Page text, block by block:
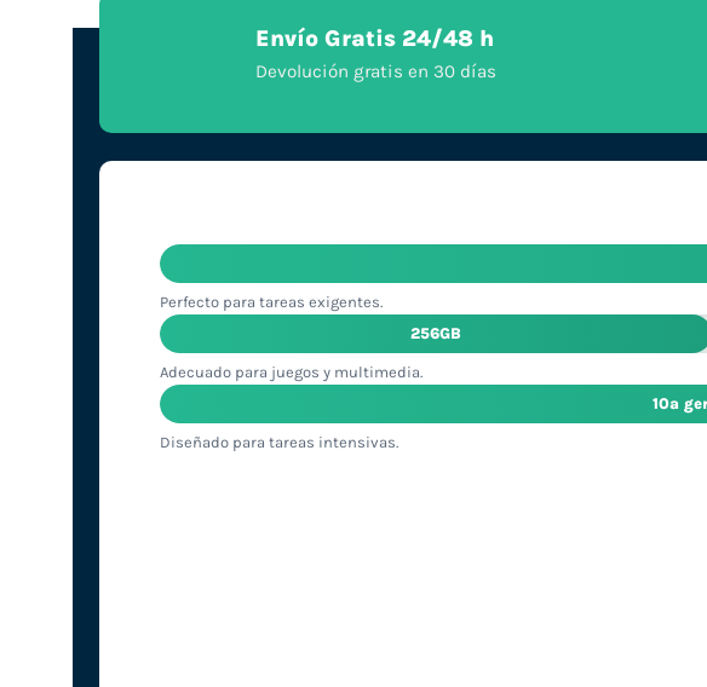
Envío Gratis 24/48 h
Devolución gratis en 30 días
Perfecto para tareas exigentes.
256GB
Adecuado para juegos y multimedia.
10ª
Diseñado para tareas intensivas.